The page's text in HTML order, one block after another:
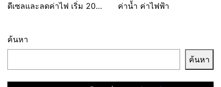
ดีเซลและลดค่าไฟ เริ่ม 20
ค่าน้ำ ค่าไฟฟ้า
ค้นหา
ค้นหา